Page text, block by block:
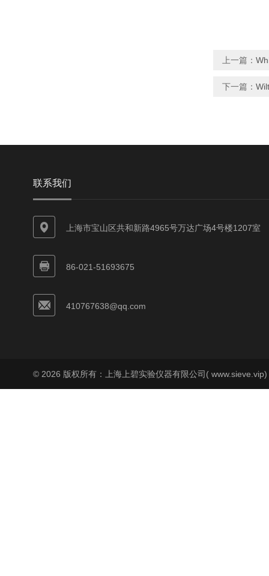
上一篇：
下一篇：
联系我们
上海市宝山区共和新路4965号万达广场4号楼1207室
86-021-51693675
410767638@qq.com
© 2026 版权所有：上海上碧实验仪器有限公司(